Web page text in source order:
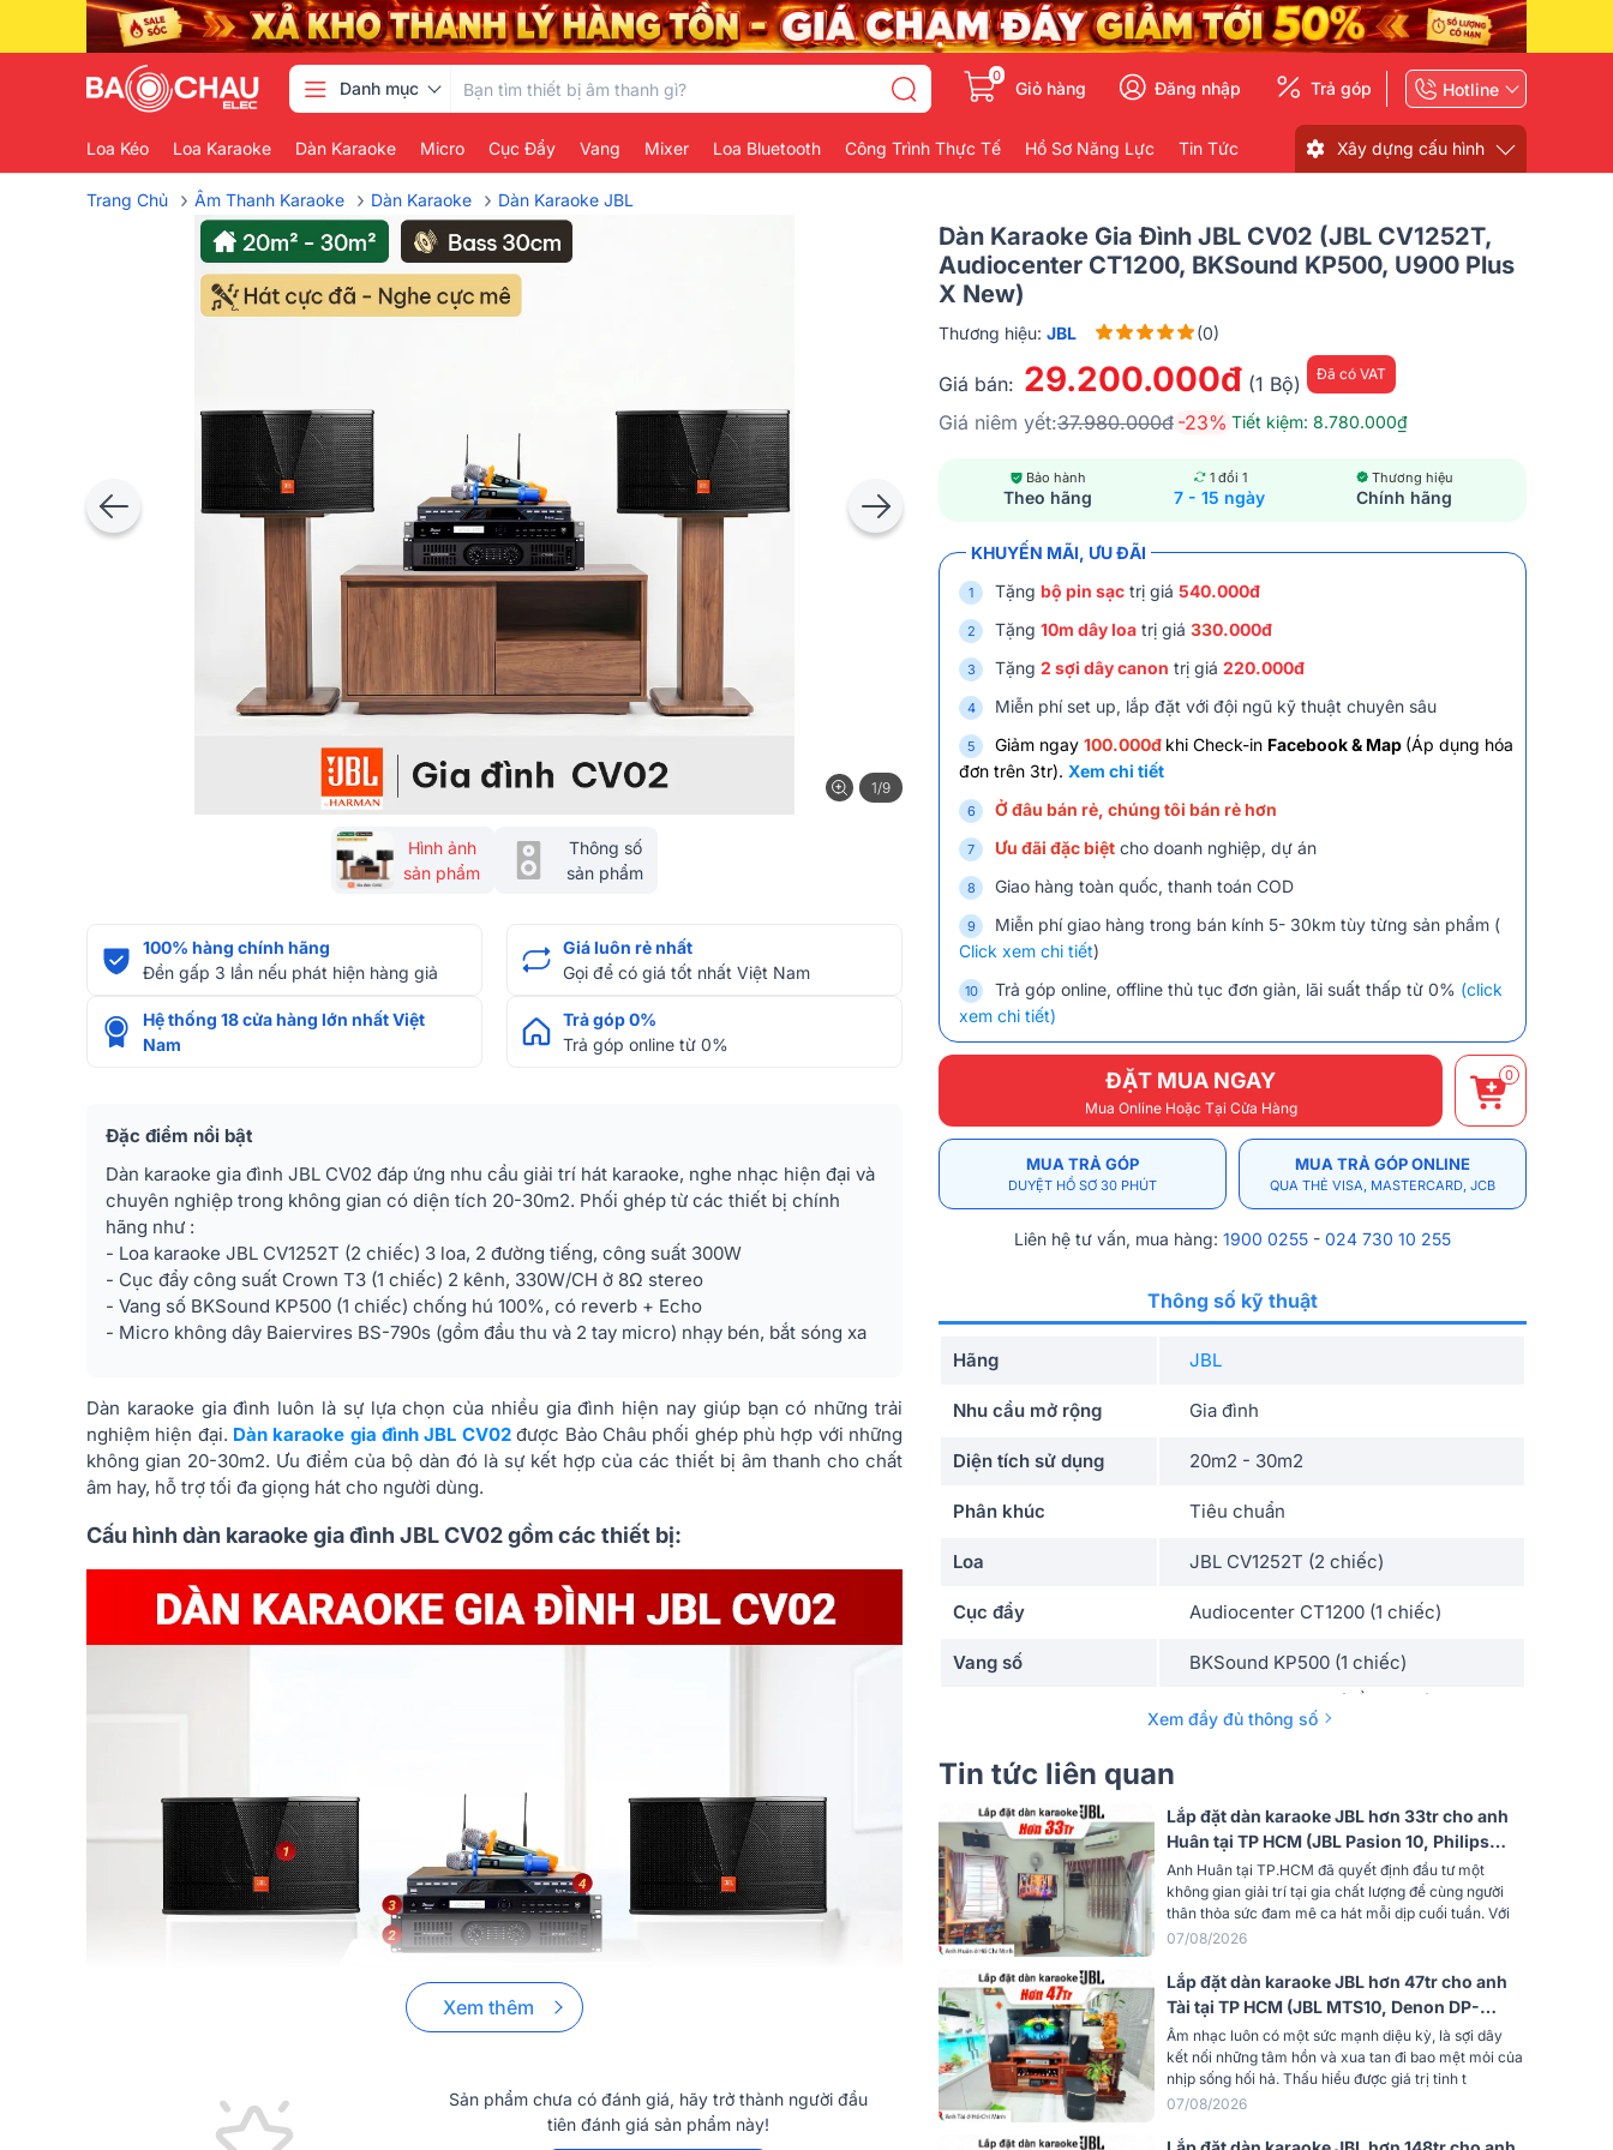
Danh mục
0
Giỏ hàng Đăng nhập Trả góp Hotline
Loa Kéo Loa Karaoke Dàn Karaoke Micro Cục Đẩy Vang Mixer Loa Bluetooth Công Trình Thực Tế Hồ Sơ Năng Lực Tin Tức Xây dựng cấu hình
Trang Chủ › Âm Thanh Karaoke › Dàn Karaoke › Dàn Karaoke JBL
1/9
Hình ảnh
sản phẩm
Thông số
sản phẩm
100% hàng chính hãng
Đền gấp 3 lần nếu phát hiện hàng giả
Giá luôn rẻ nhất
Gọi để có giá tốt nhất Việt Nam
Hệ thống 18 cửa hàng lớn nhất Việt
Nam
Trả góp 0%
Trả góp online từ 0%
Đặc điểm nổi bật
Dàn karaoke gia đình JBL CV02 đáp ứng nhu cầu giải trí hát karaoke, nghe nhạc hiện đại và
chuyên nghiệp trong không gian có diện tích 20-30m2. Phối ghép từ các thiết bị chính
hãng như :
- Loa karaoke JBL CV1252T (2 chiếc) 3 loa, 2 đường tiếng, công suất 300W
- Cục đẩy công suất Crown T3 (1 chiếc) 2 kênh, 330W/CH ở 8Ω stereo
- Vang số BKSound KP500 (1 chiếc) chống hú 100%, có reverb + Echo
- Micro không dây Baiervires BS-790s (gồm đầu thu và 2 tay micro) nhạy bén, bắt sóng xa
Dàn karaoke gia đình luôn là sự lựa chọn của nhiều gia đình hiện nay giúp bạn có những trải
nghiệm hiện đại. Dàn karaoke gia đình JBL CV02được Bảo Châu phối ghép phù hợp với những
không gian 20-30m2. Ưu điểm của bộ dàn đó là sự kết hợp của các thiết bị âm thanh cho chất
âm hay, hỗ trợ tối đa giọng hát cho người dùng.
Cấu hình dàn karaoke gia đình JBL CV02 gồm các thiết bị:
Xem thêm
Sản phẩm chưa có đánh giá, hãy trở thành người đầu
tiên đánh giá sản phẩm này!
Dàn Karaoke Gia Đình JBL CV02 (JBL CV1252T,
Audiocenter CT1200, BKSound KP500, U900 Plus
X New)
Thương hiệu: JBL (0)
Giá bán: 29.200.000đ (1 Bộ) Đã có VAT
Giá niêm yết:37.980.000đ -23% Tiết kiệm: 8.780.000₫
Bảo hành
Theo hãng
1 đổi 1
7 - 15 ngày
Thương hiệu
Chính hãng
KHUYẾN MÃI, ƯU ĐÃI
Tặng bộ pin sạc trị giá 540.000đ
Tặng 10m dây loa trị giá 330.000đ
Tặng 2 sợi dây canon trị giá 220.000đ
Miễn phí set up, lắp đặt với đội ngũ kỹ thuật chuyên sâu
Giảm ngay 100.000đ khi Check-in Facebook & Map (Áp dụng hóa
đơn trên 3tr). Xem chi tiết
Ở đâu bán rẻ, chúng tôi bán rẻ hơn
Ưu đãi đặc biệt cho doanh nghiệp, dự án
Giao hàng toàn quốc, thanh toán COD
Miễn phí giao hàng trong bán kính 5- 30km tùy từng sản phẩm (
Click xem chi tiết)
Trả góp online, offline thủ tục đơn giản, lãi suất thấp từ 0% (click
xem chi tiết)
ĐẶT MUA NGAY
Mua Online Hoặc Tại Cửa Hàng
0
MUA TRẢ GÓP
DUYỆT HỒ SƠ 30 PHÚT
MUA TRẢ GÓP ONLINE
QUA THẺ VISA, MASTERCARD, JCB
Liên hệ tư vấn, mua hàng: 1900 0255 - 024 730 10 255
Thông số kỹ thuật
Hãng JBL
Nhu cầu mở rộng Gia đình
Diện tích sử dụng 20m2 - 30m2
Phân khúc Tiêu chuẩn
Loa JBL CV1252T (2 chiếc)
Cục đẩy Audiocenter CT1200 (1 chiếc)
Vang số BKSound KP500 (1 chiếc)
BCE U900 Plus X (đầu thu và 2 tay
micro)
Xem đầy đủ thông số
Tin tức liên quan
Lắp đặt dàn karaoke JBL hơn 33tr cho anh
Huân tại TP HCM (JBL Pasion 10, Philips
CSS5561/70, Philips CSS3751/70, Bksound
SW612 MKII...)
Anh Huân tại TP.HCM đã quyết định đầu tư một
không gian giải trí tại gia chất lượng để cùng người
thân thỏa sức đam mê ca hát mỗi dịp cuối tuần. Với
07/08/2026
Lắp đặt dàn karaoke JBL hơn 47tr cho anh
Tài tại TP HCM (JBL MTS10, Denon DP-
N1600, JBL Pasion 12SP)
Âm nhạc luôn có một sức mạnh diệu kỳ, là sợi dây
kết nối những tâm hồn và xua tan đi bao mệt mỏi của
nhịp sống hối hả. Thấu hiểu được giá trị tinh t
07/08/2026